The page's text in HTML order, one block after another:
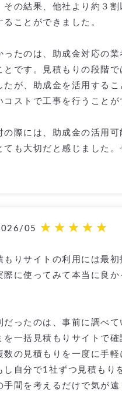
その結果、他社より約３
ることができました。
ったのは、助成金対応の業
とです。見積もりの段階
たが、助成金を活用するこ
コストで工事を行うことが
の際には、助成金の活用可
ても大切だと感じました
05
もりサイトの利用には最初
際に使ってみて本当に良か
だったのは、事前に調べ
を一括見積もりサイトで確
数の見積もりを一度に手軽
し自分で1社ずつ見積もり
手間を考えるだけで気が遠